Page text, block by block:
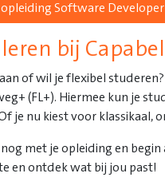
opleiding Software Developer
bij Capabel
of wil je flexibel
(FL+). Hiermee kun je
je nu kiest voor klassikaal,
met je opleiding en
en ontdek wat bij jou past!